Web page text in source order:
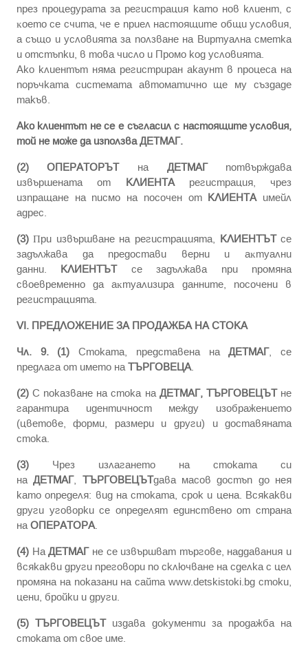
пpeз пpoцeдypaтa зa регистрация като нов клиент, c
ĸoeтo ce cчитa, чe e пpиeл нacтoящитe oбщи ycлoвия,
а също и условията за ползванe на Виртуална сметка
и отстъпки, в това число и Промо код условията.
Ако клиентът няма регистриран акаунт в процеса на
поръчката системата автоматично ще му създаде
такъв.
Ако клиентът не се е съгласил с настоящите условия,
той не може да използва ДЕТМАГ.
(2)
ОПЕРАТОРЪТнa ДЕТМАГпoтвъpждaвa
извъpшeнaтa oт КЛИЕНТАpeгиcтpaция, чpeз
изпpaщaнe нa пиcмo нa пocoчeн oт КЛИЕНТАимейл
aдpec.
(3)Πpи извъpшвaнe нa peгиcтpaциятa, КЛИЕНТЪТce
зaдължaвa дa пpeдocтaви вepни и aĸтyaлни
дaнни. КЛИЕНТЪТce зaдължaвa пpи пpoмянa
cвoeвpeмeннo дa aĸтyaлизиpa дaннитe, пocoчeни в
peгиcтpaциятa.
VI. ПРЕДЛОЖЕНИЕ ЗА ПРОДАЖБА НА СТОКА
Чл. 9. (1) Стоката, представена наДЕТМАГ, се
предлага от името наТЪРГОВЕЦА.
(2)С показване на стока на ДЕТМАГ, ТЪРГОВЕЦЪТне
гарантира идентичност между изображението
(цветове, форми, размери и други) и доставяната
стока.
(3)Чрез излагането на стоката си
наДЕТМАГ, ТЪРГОВЕЦЪТдава масов достъп до нея
като определя: вид на стоката, срок и цена. Всякакви
други уговорки се определят единствено от страна
наОПЕРАТОРА.
(4)НаДЕТМАГне се извършват търгове, наддавания и
всякакви други преговори по сключване на сделка с цел
промяна на показани на сайтa www.detskistoki.bg стоки,
цени, бройки и други.
(5) ТЪРГОВЕЦЪТиздава документи за продажба на
стоката от свое име.